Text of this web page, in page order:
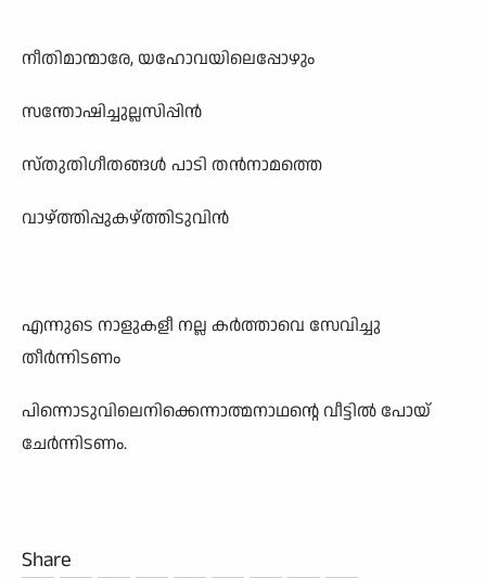
നീതിമാന്മാരേ, യഹോവയിലെപ്പോഴും
സന്തോഷിച്ചുല്ലസിപ്പിൻ
സ്തുതിഗീതങ്ങൾ പാടി തൻനാമത്തെ
വാഴ്ത്തിപ്പുകഴ്ത്തിടുവിൻ
എന്നുടെ നാളുകളീ നല്ല കർത്താവെ സേവിച്ചു
തീർന്നിടണം
പിന്നൊടുവിലെനിക്കെന്നാത്മനാഥന്റെ വീട്ടിൽ പോയ്
ചേർന്നിടണം.
Share